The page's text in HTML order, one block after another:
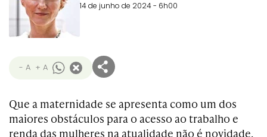
14 de junho de 2024 - 6h00
- A + A
Que a maternidade se apresenta como um dos
maiores obstáculos para o acesso ao trabalho e
renda das mulheres na atualidade não é novidade.